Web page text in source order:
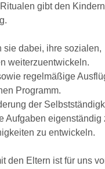
gibt den Kindern
sie dabei, ihre sozialen,
weiterzuentwickeln.
regelmäßige
Programm.
der
Aufgaben eigenständig
zu entwickeln.
den Eltern ist für uns